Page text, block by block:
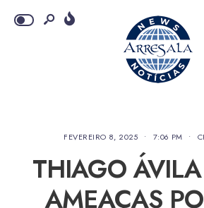
FEVEREIRO 8, 2025 • 7:06 PM •
THIAGO
AMEAÇAS